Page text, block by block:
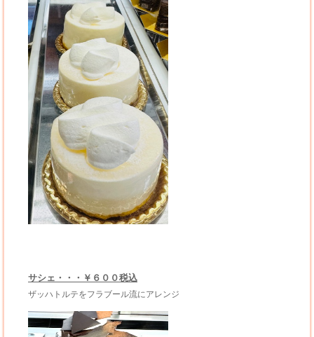
サシェ・・・￥６００税込
ザッハトルテをフラブール流にアレンジ